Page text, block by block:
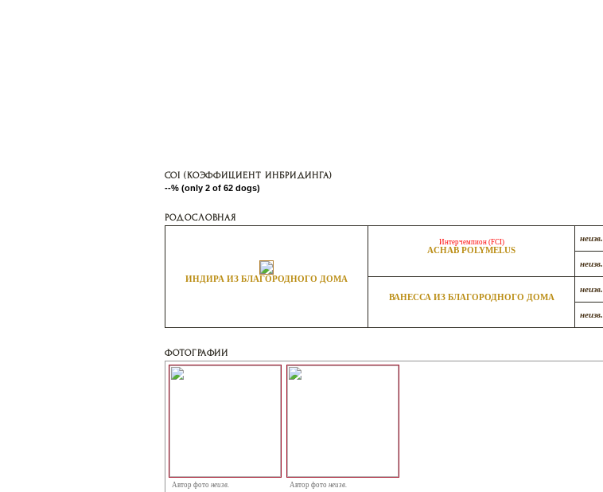
COI (КОЭФФИЦИЕНТ ИНБРИДИНГА)
--% (only 2 of 62 dogs)
РОДОСЛОВНАЯ
ИНДИРА ИЗ БЛАГОРОДНОГО ДОМА
Интерчемпион (FCI)
ACHAB POLYMELUS
неизв.
неизв.
ВАНЕССА ИЗ БЛАГОРОДНОГО ДОМА
неизв.
неизв.
ФОТОГРАФИИ
Автор фото неизв. Автор фото неизв.